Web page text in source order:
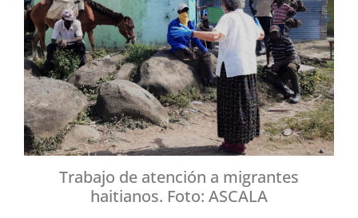
Trabajo de atención a migrantes
haitianos. Foto: ASCALA